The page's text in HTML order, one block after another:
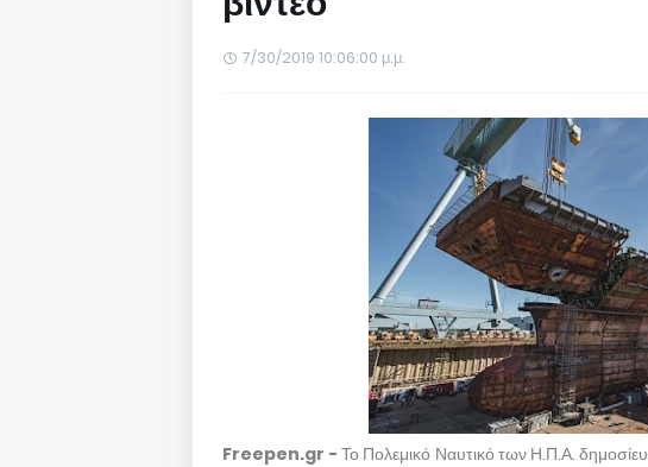
7/30/2019 10:06:00 μ.μ.
Freepen.gr -Το Πολεμικό Ναυτικό των Η.Π.Α.